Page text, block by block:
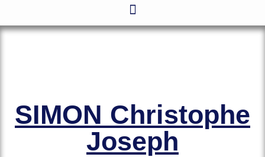
SIMON Christophe
Joseph